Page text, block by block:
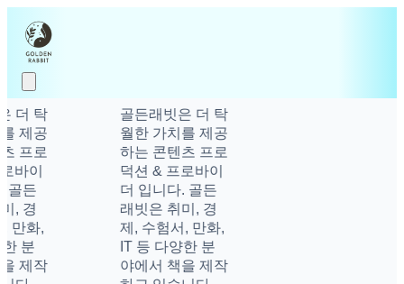
더 탁
제공
프로
바이
든
, 경
만화,
분
제작
골든래빗은 더 탁
월한 가치를 제공
하는 콘텐츠 프로
덕션 & 프로바이
더 입니다. 골든
래빗은 취미, 경
제, 수험서, 만화,
IT 등 다양한 분
야에서 책을 제작